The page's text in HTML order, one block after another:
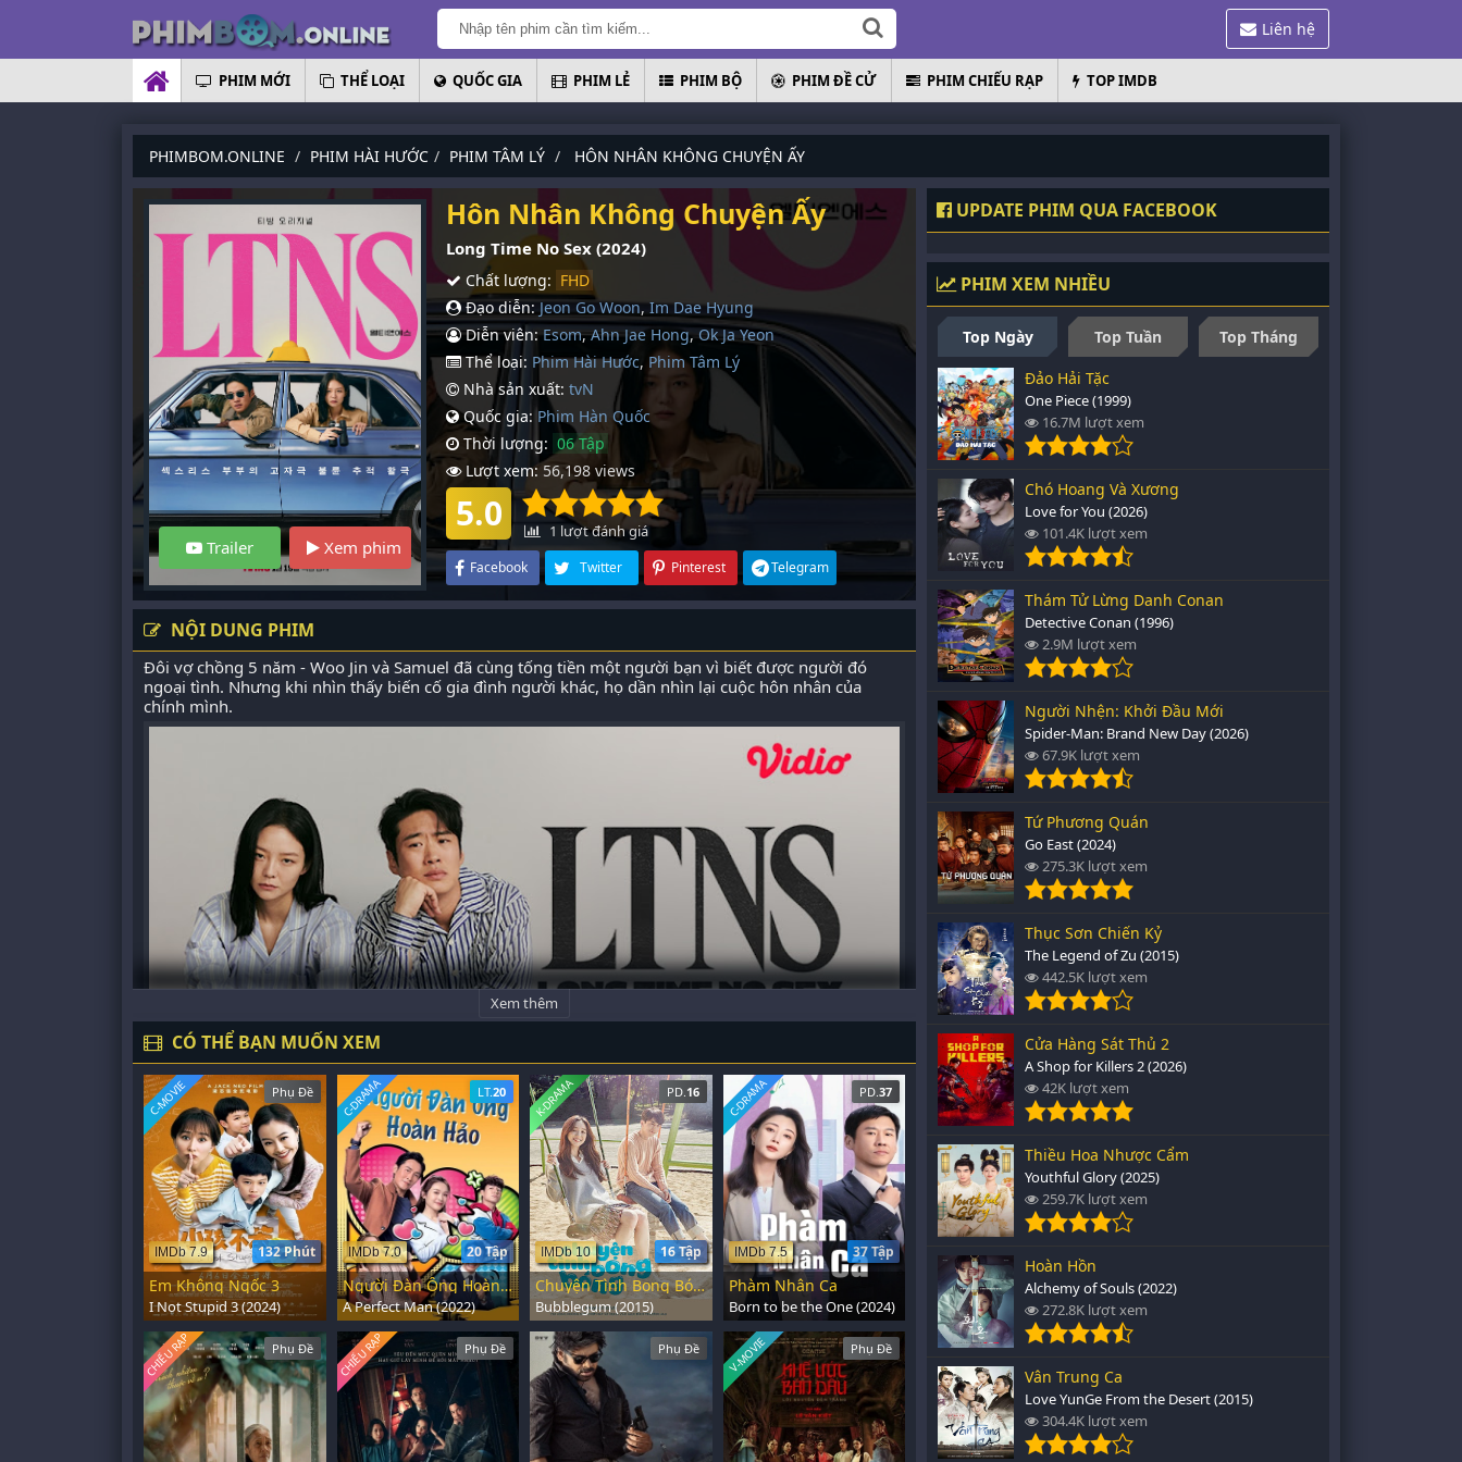
Liên hệ
PHIM MỚI THỂ LOẠI QUỐC GIA PHIM LẺ PHIM BỘ PHIM ĐỀ CỬ PHIM CHIẾU RẠP TOP IMDB
PHIMBOM.ONLINE PHIM HÀI HƯỚC PHIM TÂM LÝ HÔN NHÂN KHÔNG CHUYỆN ẤY
Trailer Xem phim
Hôn Nhân Không Chuyện Ấy
Long Time No Sex (2024)
Chất lượng: FHD
Đạo diễn: Jeon Go Woon,Im Dae Hyung
Diễn viên: Esom,Ahn Jae Hong,Ok Ja Yeon
Thể loại: Phim Hài Hước, Phim Tâm Lý
Nhà sản xuất: tvN
Quốc gia: Phim Hàn Quốc
Thời lượng: 06 Tập
Lượt xem: 56,198 views
5.0 1 lượt đánh giá
Facebook Twitter Pinterest Telegram
NỘI DUNG PHIM
Đôi vợ chồng 5 năm - Woo Jin và Samuel đã cùng tống tiền một người bạn vì biết được người đó
ngoại tình. Nhưng khi nhìn thấy biến cố gia đình người khác, họ dần nhìn lại cuộc hôn nhân của
chính mình.
Xem thêm
CÓ THỂ BẠN MUỐN XEM
Phụ Đề
132 Phút
IMDb 7.9
C-MOVIE
Em Không Ngốc 3
I Not Stupid 3 (2024)
LT.20
20 Tập
IMDb 7.0
C-DRAMA
Người Đàn Ông Hoàn Hảo
A Perfect Man (2022)
PD. 16
16 Tập
IMDb 10
K-DRAMA
Chuyện Tình Bong Bóng
Bubblegum (2015)
PD. 37
37 Tập
IMDb 7.5
C-DRAMA
Phàm Nhân Ca
Born to be the One (2024)
Phụ Đề
CHIẾU RẠP Phụ Đề
CHIẾU RẠP Phụ Đề Phụ Đề
V-MOVIE
UPDATE PHIM QUA FACEBOOK
PHIM XEM NHIỀU
Top Ngày Top Tuần
Top Tháng
Đảo Hải Tặc
One Piece (1999)
16.7M lượt xem
Chó Hoang Và Xương
Love for You (2026)
101.4K lượt xem
Thám Tử Lừng Danh Conan
Detective Conan (1996)
2.9M lượt xem
Người Nhện: Khởi Đầu Mới
Spider-Man: Brand New Day (2026)
67.9K lượt xem
Tứ Phương Quán
Go East (2024)
275.3K lượt xem
Thục Sơn Chiến Kỷ
The Legend of Zu (2015)
442.5K lượt xem
Cửa Hàng Sát Thủ 2
A Shop for Killers 2 (2026)
42K lượt xem
Thiều Hoa Nhược Cẩm
Youthful Glory (2025)
259.7K lượt xem
Hoàn Hồn
Alchemy of Souls (2022)
272.8K lượt xem
Vân Trung Ca
Love YunGe From the Desert (2015)
304.4K lượt xem